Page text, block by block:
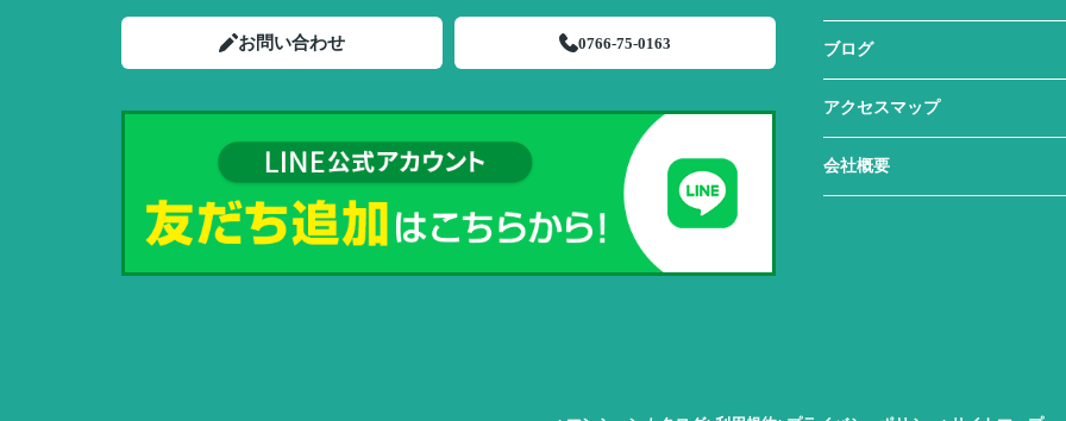
お問い合わせ 0766-75-0163 ブログ
アクセスマップ
会社概要